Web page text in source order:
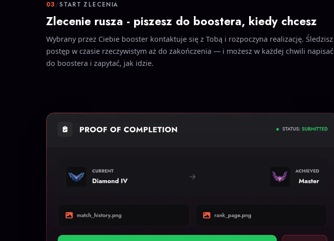
03/START ZLECENIA
Zlecenie rusza - piszesz do boostera, kiedy chcesz
Wybrany przez Ciebie booster kontaktuje się z Tobą i rozpoczyna realizację. Śledzisz
postęp w czasie rzeczywistym aż do zakończenia — i możesz w każdej chwili napisać
do boostera i zapytać, jak idzie.